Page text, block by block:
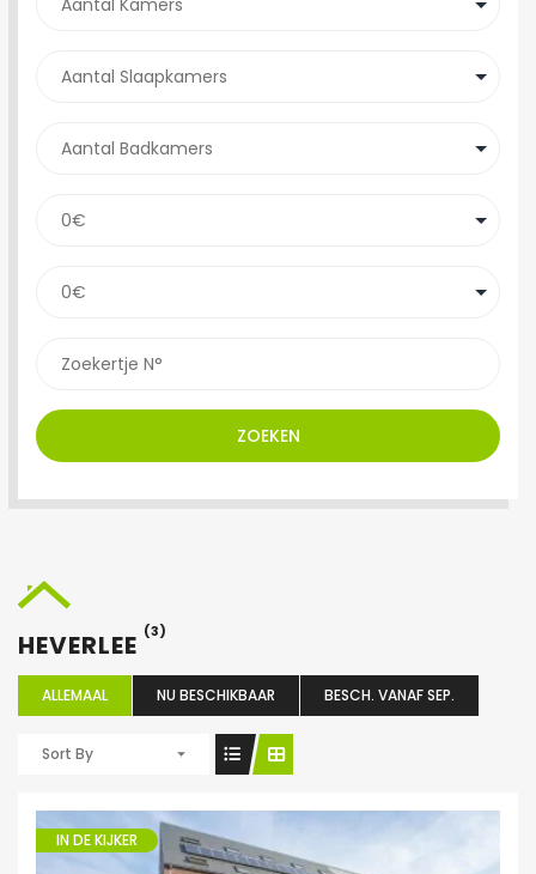
ZOEKEN
HEVERLEE (3)
ALLEMAAL NU BESCHIKBAAR BESCH. VANAF SEP.
Sort By
IN DE KIJKER